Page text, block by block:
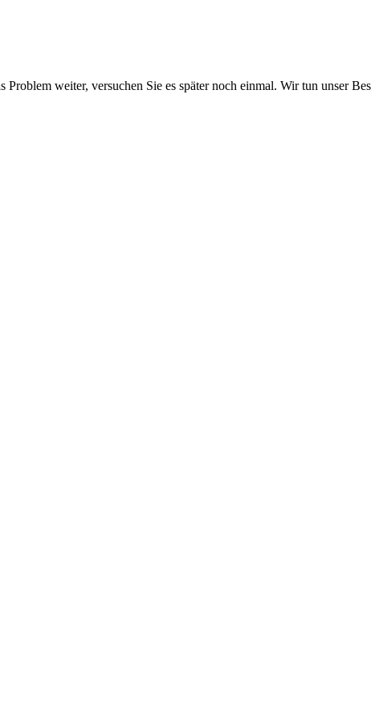
Problem weiter, versuchen Sie es später noch einmal. Wir tun unser